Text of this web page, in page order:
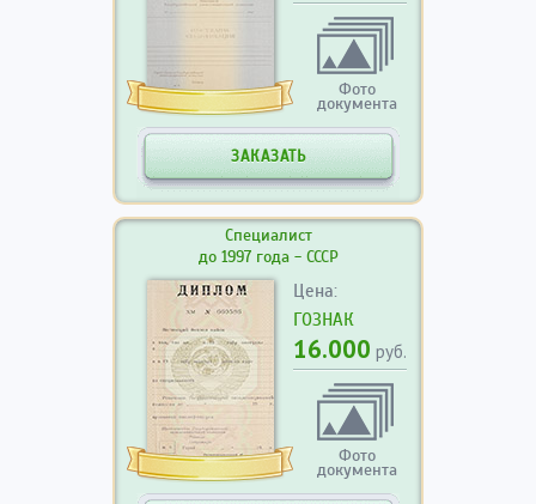
Фото
документа
ЗАКАЗАТЬ
Специалист
до 1997 года - СССР
Цена:
ГОЗНАК
16.000 руб.
Фото
документа